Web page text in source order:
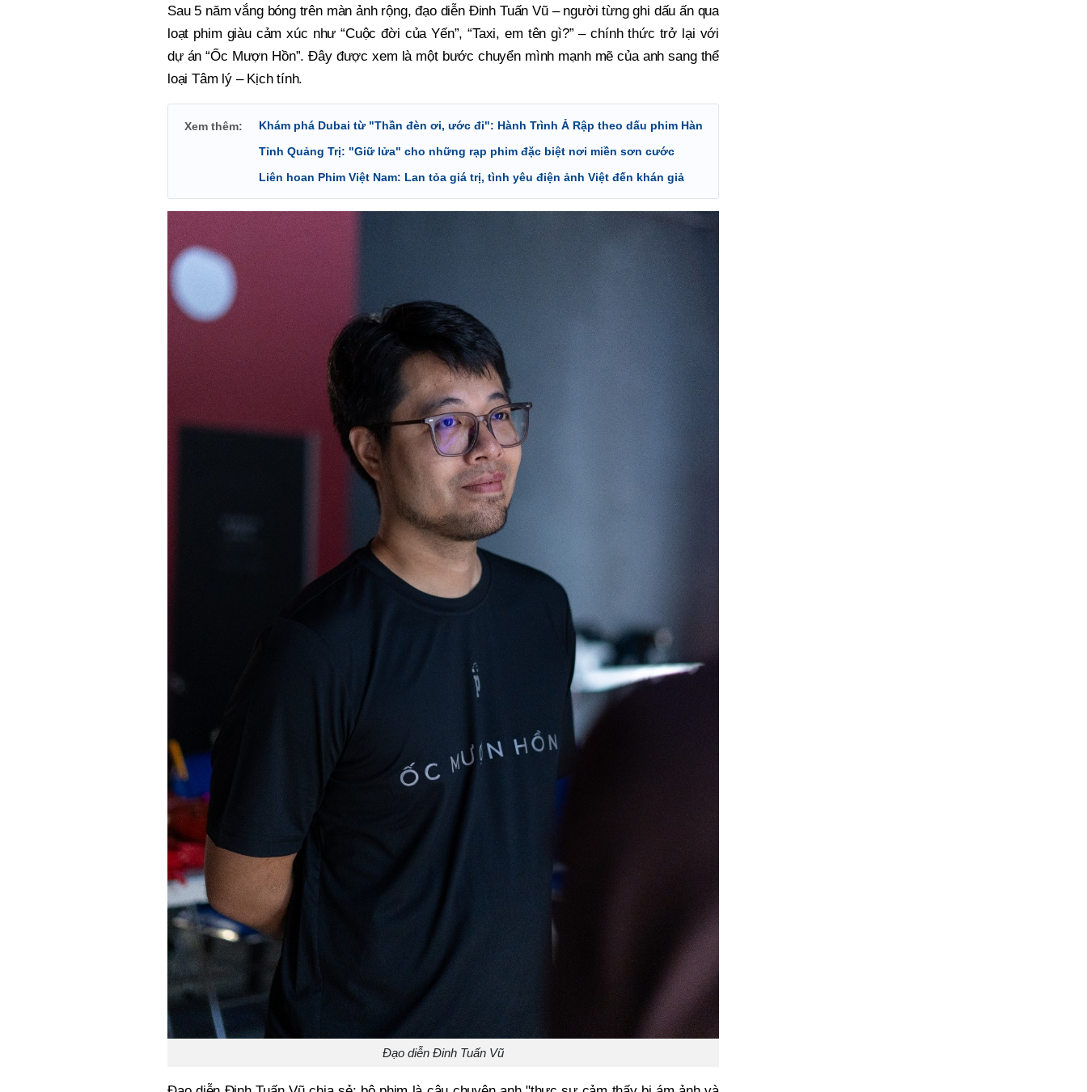
Sau 5 năm vắng bóng trên màn ảnh rộng, đạo diễn Đinh Tuấn Vũ – người từng ghi dấu ấn qua
loạt phim giàu cảm xúc như “Cuộc đời của Yến”, “Taxi, em tên gì?” – chính thức trở lại với
dự án “Ốc Mượn Hồn”. Đây được xem là một bước chuyển mình mạnh mẽ của anh sang thể
loại Tâm lý – Kịch tính.
Xem thêm:
Khám phá Dubai từ "Thần đèn ơi, ước đi": Hành Trình Ả Rập theo dấu phim Hàn
Tỉnh Quảng Trị: "Giữ lửa" cho những rạp phim đặc biệt nơi miền sơn cước
Liên hoan Phim Việt Nam: Lan tỏa giá trị, tình yêu điện ảnh Việt đến khán giả
Đạo diễn Đinh Tuấn Vũ